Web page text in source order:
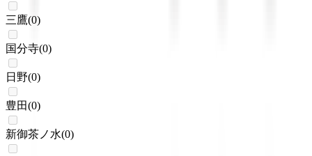
三鷹(0)
国分寺(0)
日野(0)
豊田(0)
新御茶ノ水(0)